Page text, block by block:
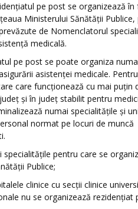
pe post se organizează
Ministerului Sănătăţii
de Nomenclatorul
medicală.
pe post se poate organiza
asistenţei medicale.
care funcţionează cu mai
şi în judeţ stabilit pentru
numai specialităţile şi
normat pe locuri de
specialităţile pentru care se
Publice;
clinice cu secţii clinice
nu se organizează rezidenţiat